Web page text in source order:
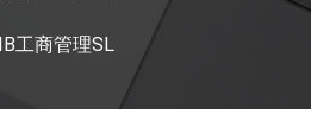
IB工商管理SL
登錄
帳號?註冊